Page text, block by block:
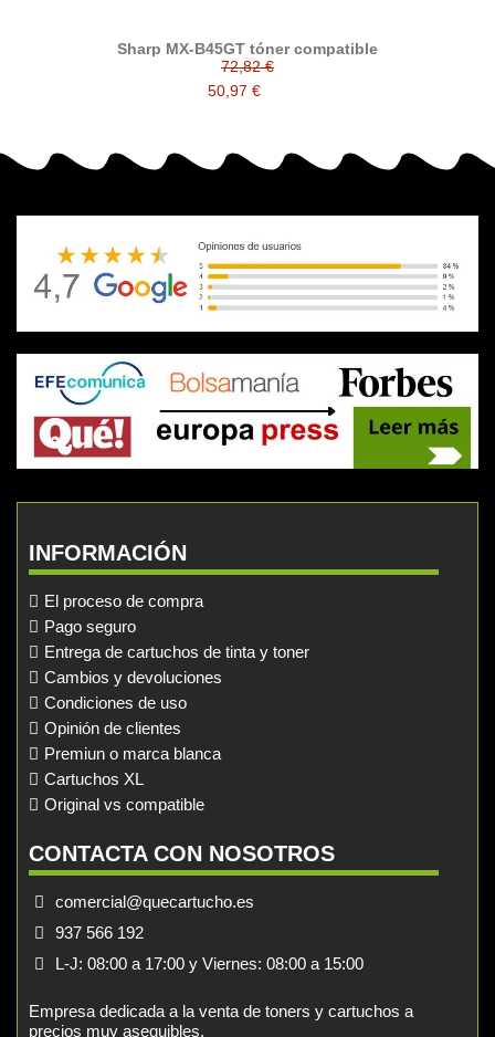
Sharp MX-B45GT tóner compatible
72,82 €
50,97 €
INFORMACIÓN
El proceso de compra
Pago seguro
Entrega de cartuchos de tinta y toner
Cambios y devoluciones
Condiciones de uso
Opinión de clientes
Premiun o marca blanca
Cartuchos XL
Original vs compatible
CONTACTA CON NOSOTROS
comercial@quecartucho.es
937 566 192
L-J: 08:00 a 17:00 y Viernes: 08:00 a 15:00
Empresa dedicada a la venta de toners y cartuchos a
precios muy asequibles.